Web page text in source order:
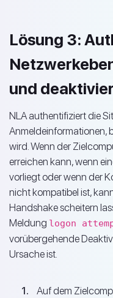
Lösung 3:
und
NLA authentifiziert die
Anmeldeinformationen,
wird. Wenn der
erreichen kann, wenn
vorliegt oder wenn der
nicht kompatibel ist,
Handshake scheitern
Meldung logon
vorübergehende
Ursache ist.
Auf dem